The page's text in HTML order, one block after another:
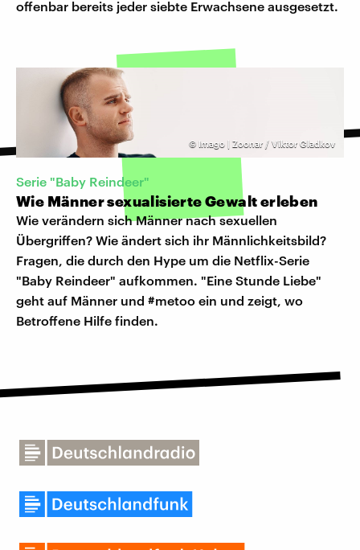
offenbar bereits jeder siebte Erwachsene ausgesetzt.
© Imago | Zoonar / Viktor Gladkov
Serie "Baby Reindeer"
Wie Männer sexualisierte Gewalt erleben
Wie verändern sich Männer nach sexuellen
Übergriffen? Wie ändert sich ihr Männlichkeitsbild?
Fragen, die durch den Hype um die Netflix-Serie
"Baby Reindeer" aufkommen. "Eine Stunde Liebe"
geht auf Männer und #metoo ein und zeigt, wo
Betroffene Hilfe finden.